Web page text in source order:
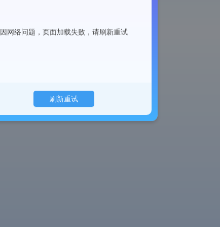
因网络问题，页面加载失败，请刷新重试
刷新重试